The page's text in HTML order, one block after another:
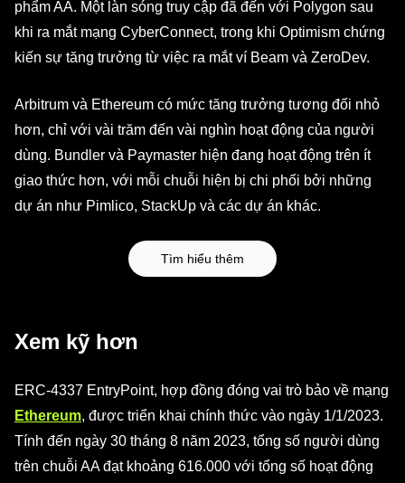
phẩm AA. Một làn sóng truy cập đã đến với Polygon sau
khi ra mắt mạng CyberConnect, trong khi Optimism chứng
kiến sự tăng trưởng từ việc ra mắt ví Beam và ZeroDev.
Arbitrum và Ethereum có mức tăng trưởng tương đối nhỏ
hơn, chỉ với vài trăm đến vài nghìn hoạt động của người
dùng. Bundler và Paymaster hiện đang hoạt động trên ít
giao thức hơn, với mỗi chuỗi hiện bị chi phối bởi những
dự án như Pimlico, StackUp và các dự án khác.
Tìm hiểu thêm
Xem kỹ hơn
ERC-4337 EntryPoint, hợp đồng đóng vai trò bảo về mạng
Ethereum, được triển khai chính thức vào ngày 1/1/2023.
Tính đến ngày 30 tháng 8 năm 2023, tổng số người dùng
trên chuỗi AA đạt khoảng 616.000 với tổng số hoạt động